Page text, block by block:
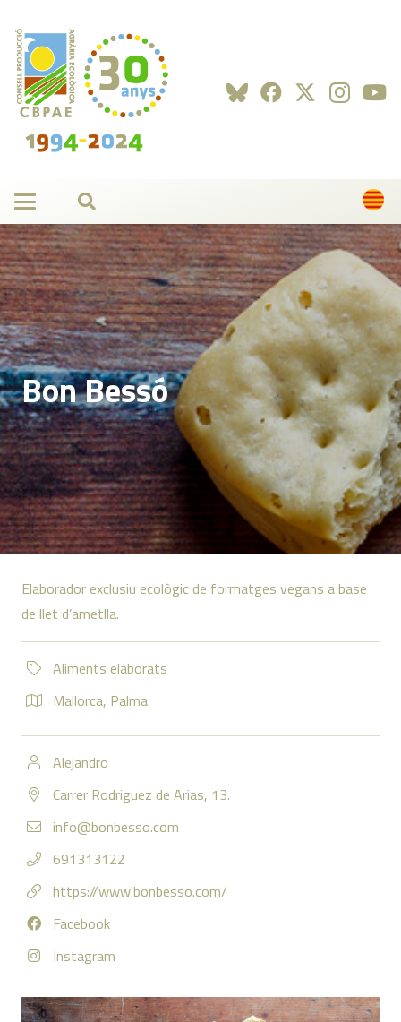
Bon Bessó
Elaborador exclusiu ecològic de formatges vegans a base
de llet d’ametlla.
Aliments elaborats
Mallorca, Palma
Alejandro
Carrer Rodriguez de Arias, 13.
info@bonbesso.com
691313122
https://www.bonbesso.com/
Facebook
Instagram